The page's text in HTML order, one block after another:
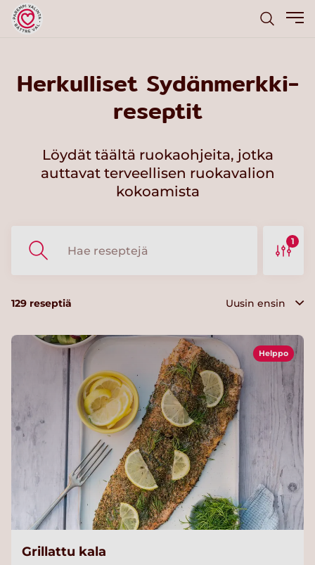
Herkulliset Sydänmerkki-
reseptit
Löydät täältä ruokaohjeita, jotka
auttavat terveellisen ruokavalion
kokoamista
1
129 reseptiä
Helppo
Grillattu kala